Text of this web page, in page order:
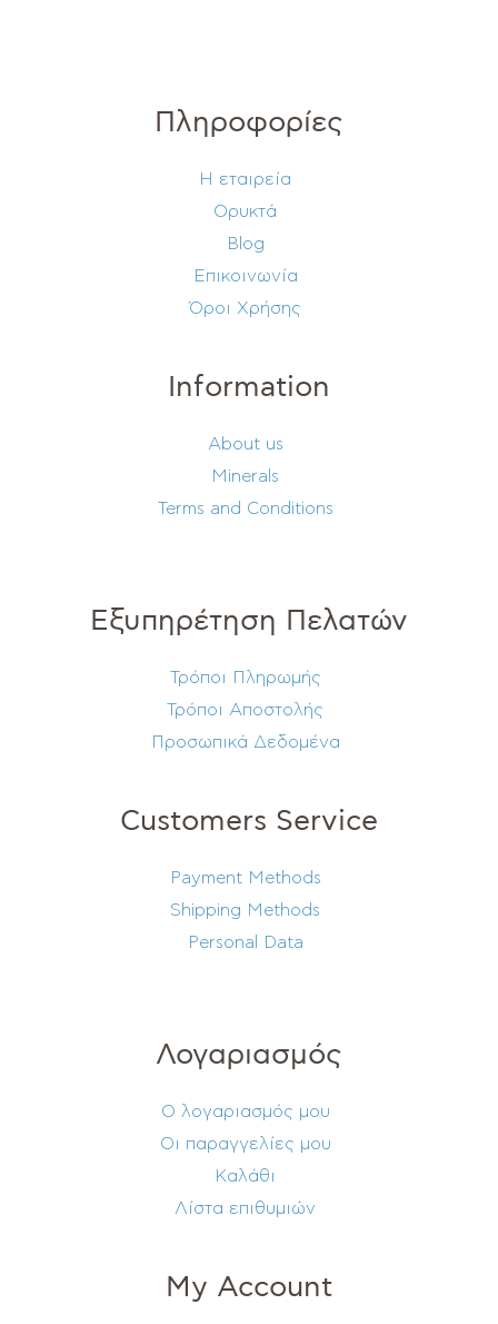
Πληροφορίες
Η εταιρεία
Ορυκτά
Blog
Επικοινωνία
Όροι Χρήσης
Information
About us
Minerals
Terms and Conditions
Εξυπηρέτηση Πελατών
Τρόποι Πληρωμής
Τρόποι Αποστολής
Προσωπικά Δεδομένα
Customers Service
Payment Methods
Shipping Methods
Personal Data
Λογαριασμός
Ο λογαριασμός μου
Οι παραγγελίες μου
Καλάθι
Λίστα επιθυμιών
My Account